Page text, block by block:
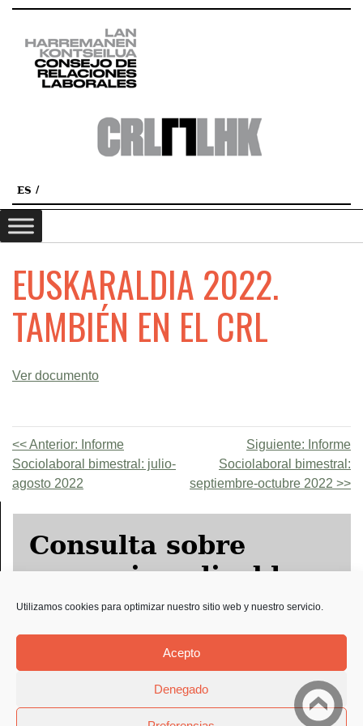
Utilizamos cookies para optimizar nuestro sitio web y nuestro servicio.
Acepto
Denegado
ES
EUSKARALDIA 2022.
TAMBIÉN EN EL CRL
Ver documento
Anterior: Informe
Sociolaboral bimestral: julio-
agosto 2022
Siguiente: Informe
Sociolaboral bimestral:
septiembre-octubre 2022
Consulta sobre
convenio aplicable
Solicitud Preco